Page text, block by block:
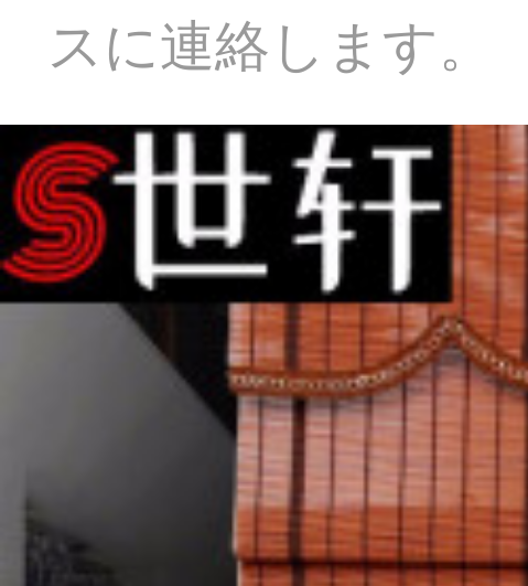
スに連絡します。